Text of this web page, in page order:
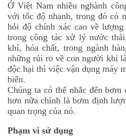
Ở Việt Nam nhiều nghành
với tốc độ nhanh, trong đó có
hỏi độ chính xác cao về
trong công tác xử lý nước
khí, hóa chất, trong ngành
những rủi ro về con người khi
độc hại thì việc vận dụng máy
biến.
Chúng ta có thể nhắc đến
hơn nữa chính là bơm định
quan trọng của nó.
Phạm vi sử dụng